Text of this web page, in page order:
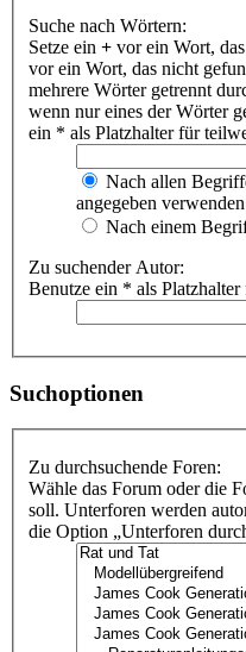
Suche nach Wörtern:
Setze ein + vor ein Wort,
vor ein Wort, das nicht
mehrere Wörter getrennt
wenn nur eines der Wörter
ein * als Platzhalter für
Nach allen
angegeben verwenden
Nach einem
Zu suchender Autor:
Benutze ein * als
Suchoptionen
Zu durchsuchende Foren:
Wähle das Forum oder die
soll. Unterforen werden
die Option „Unterforen